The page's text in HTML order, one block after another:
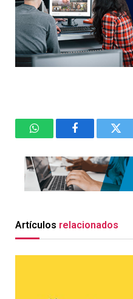
WhatsAppFacebook
Artículos relacionados